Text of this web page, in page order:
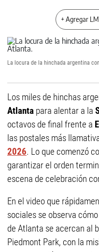
+ Agregar
La locura de la hinchada argentina
Los miles de hinchas
Atlanta para alentar a la
octavos de final frente a
las postales más
2026. Lo que comenzó
garantizar el orden
escena de celebración
En el video que
sociales se observa
de Atlanta se acercan al
Piedmont Park, con la